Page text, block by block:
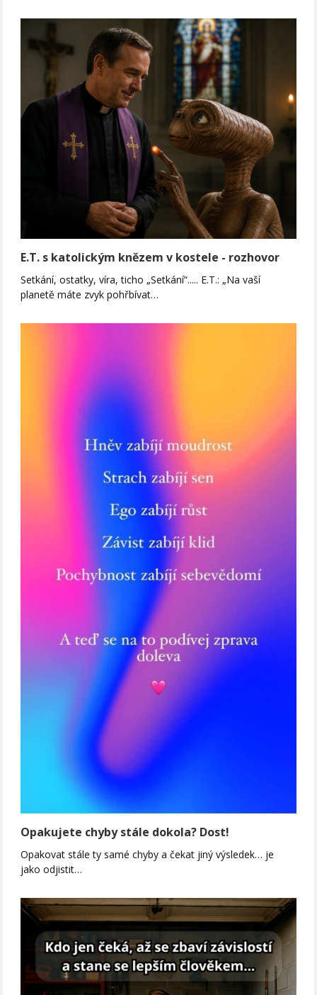
E.T. s katolickým knězem v kostele - rozhovor
Setkání, ostatky, víra, ticho „Setkání“..... E.T.: „Na vaší
planetě máte zvyk pohřbívat…
Opakujete chyby stále dokola? Dost!
Opakovat stále ty samé chyby a čekat jiný výsledek… je
jako odjistit…